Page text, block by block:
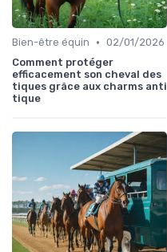
Bien-être équin • 02/01/2026
Comment protéger
efficacement son cheval des
tiques grâce aux charms anti
tique